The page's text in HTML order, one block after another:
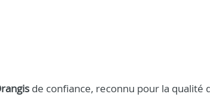
de confiance, reconnu pour la qualité